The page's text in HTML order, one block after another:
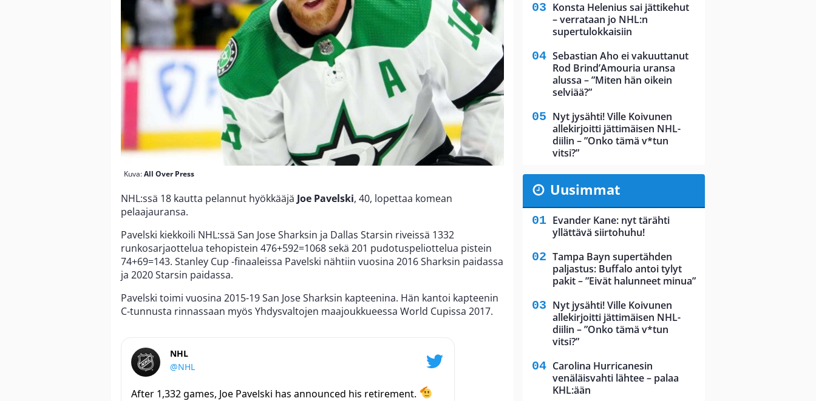
Kuva:All Over Press
NHL:ssä 18 kautta pelannut hyökkääjä Joe Pavelski, 40, lopettaa komean
pelaajauransa.
Pavelski kiekkoili NHL:ssä San Jose Sharksin ja Dallas Starsin riveissä 1332
runkosarjaottelua tehopistein 476+592=1068 sekä 201 pudotuspeliottelua pistein
74+69=143. Stanley Cup -finaaleissa Pavelski nähtiin vuosina 2016 Sharksin paidassa
ja 2020 Starsin paidassa.
Pavelski toimi vuosina 2015-19 San Jose Sharksin kapteenina. Hän kantoi kapteenin
C-tunnusta rinnassaan myös Yhdysvaltojen maajoukkueessa World Cupissa 2017.
NHL
@NHL
After 1,332 games, Joe Pavelski has announced his retirement.
Konsta Helenius sai jättikehut
– verrataan jo NHL:n
supertulokkaisiin
Sebastian Aho ei vakuuttanut
Rod Brind’Amouria uransa
alussa – ”Miten hän oikein
selviää?”
Nyt jysähti! Ville Koivunen
allekirjoitti jättimäisen NHL-
diilin – ”Onko tämä v*tun
vitsi?”
Uusimmat
Evander Kane: nyt tärähti
yllättävä siirtohuhu!
Tampa Bayn supertähden
paljastus: Buffalo antoi tylyt
pakit – ”Eivät halunneet minua”
Nyt jysähti! Ville Koivunen
allekirjoitti jättimäisen NHL-
diilin – ”Onko tämä v*tun
vitsi?”
Carolina Hurricanesin
venäläisvahti lähtee – palaa
KHL:ään